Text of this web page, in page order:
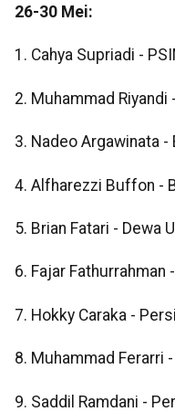
26-30 Mei:
1. Cahya Supriadi -
2. Muhammad
3. Nadeo Argawinata -
4. Alfharezzi Buffon -
5. Brian Fatari - Dewa
6. Fajar Fathurrahman
7. Hokky Caraka -
8. Muhammad Ferarri
9. Saddil Ramdani -